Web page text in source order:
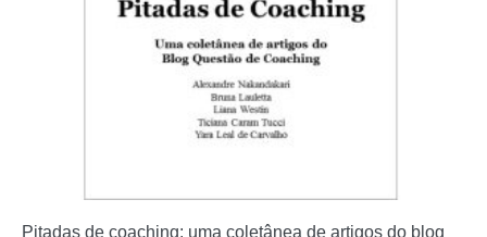
Pitadas de coaching: uma coletânea de artigos do blog